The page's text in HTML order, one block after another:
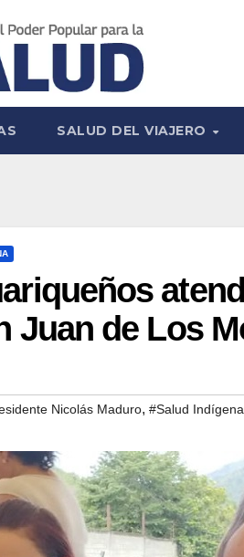
SALUD DEL VIAJERO
Juan de Los
Nicolás Maduro, #Salud Indígena